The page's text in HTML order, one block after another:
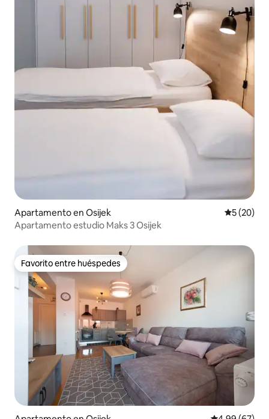
Apartamento en Osijek
5 (20)
Apartamento estudio Maks 3 Osijek
Favorito entre huéspedes
Favorito entre huéspedes